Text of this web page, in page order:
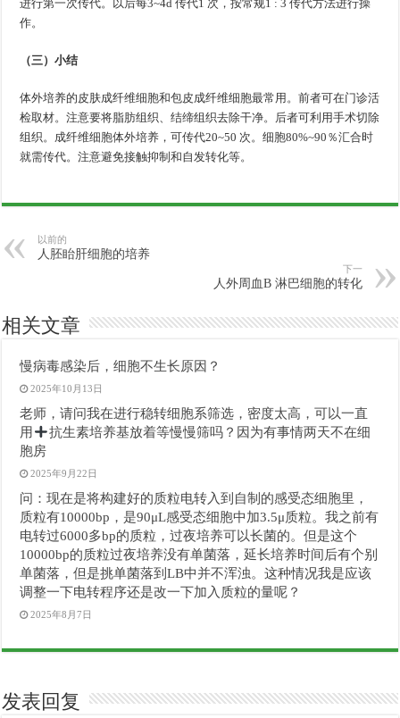
进行第一次传代。以后每3~4d 传代1 次，按常规1 : 3 传代方法进行操
作。
（三）小结
体外培养的皮肤成纤维细胞和包皮成纤维细胞最常用。前者可在门诊活
检取材。注意要将脂肪组织、结缔组织去除干净。后者可利用手术切除
组织。成纤维细胞体外培养，可传代20~50 次。细胞80%~90％汇合时
就需传代。注意避免接触抑制和自发转化等。
以前的
人胚眙肝细胞的培养
下一
人外周血B 淋巴细胞的转化
相关文章
慢病毒感染后，细胞不生长原因？
2025年10月13日
老师，请问我在进行稳转细胞系筛选，密度太高，可以一直
用
抗生素培养基放着等慢慢筛吗？因为有事情两天不在细
胞房
2025年9月22日
问：现在是将构建好的质粒电转入到自制的感受态细胞里，
质粒有10000bp，是90μL感受态细胞中加3.5μ质粒。我之前有
电转过6000多bp的质粒，过夜培养可以长菌的。但是这个
10000bp的质粒过夜培养没有单菌落，延长培养时间后有个别
单菌落，但是挑单菌落到LB中并不浑浊。这种情况我是应该
调整一下电转程序还是改一下加入质粒的量呢？
2025年8月7日
发表回复